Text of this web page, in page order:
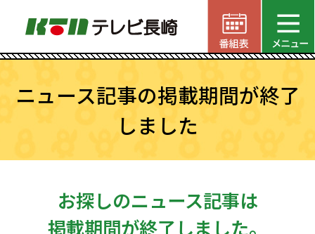
ニュース記事の掲載期間が終了
しました
お探しのニュース記事は
掲載期間が終了しました。